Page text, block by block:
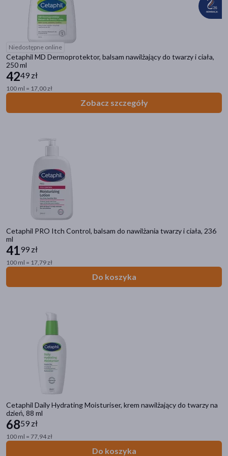
Niedostępne online
Cetaphil MD Dermoprotektor, balsam nawilżający do twarzy i ciała,
250 ml
4249 zł
100 ml = 17,00 zł
Zobacz szczegóły
Cetaphil PRO Itch Control, balsam do nawilżania twarzy i ciała, 236
ml
4199 zł
100 ml = 17,79 zł
Do koszyka
Cetaphil Daily Hydrating Moisturiser, krem nawilżający do twarzy na
dzień, 88 ml
6859 zł
100 ml = 77,94 zł
Do koszyka
skóra(28)
oczy(4)
(4)
Dla alergików
Bez substancji zapachowych(15)
Bez konserwantów
Pora stosowania
na dzień
na noc
(29)
łuszcząca się
pokaż więcej
Filtry przeciwsłoneczne
SPF 50+
(0)
SPF 30(3)
SPF 50